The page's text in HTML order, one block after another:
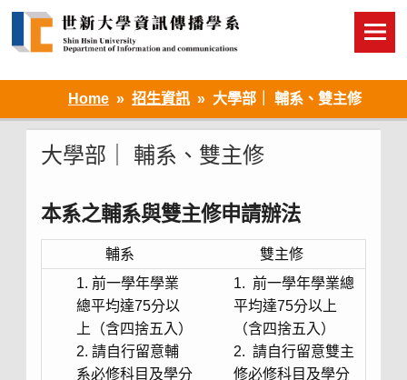
Home 招生資訊 大學部｜ 輔系、雙主修
大學部｜ 輔系、雙主修
本系之輔系與雙主修申請辦法
輔系
雙主修
前一學年學業
總平均達75分以
上（含四捨五入）
請自行留意輔
系必修科目及學分
前一學年學業總
平均達75分以上
（含四捨五入）
請自行留意雙主
修必修科目及學分